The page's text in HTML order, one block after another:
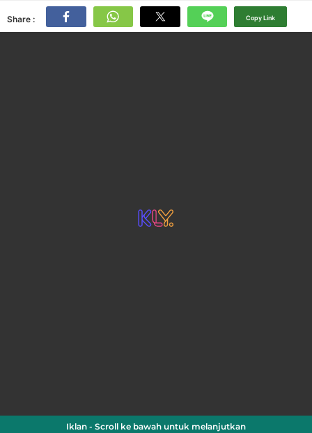
Share : Copy Link
Iklan - Scroll ke bawah untuk melanjutkan